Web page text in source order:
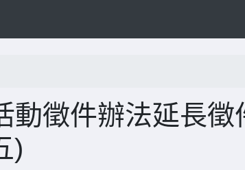
動徵件辦法延長徵
)